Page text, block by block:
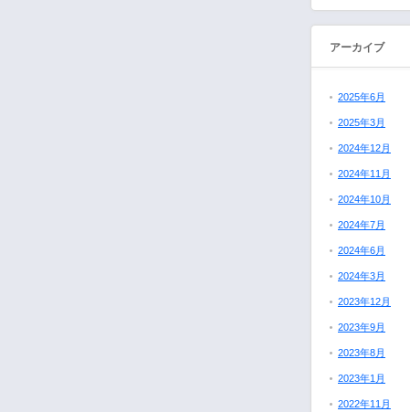
アーカイブ
2025年6月
2025年3月
2024年12月
2024年11月
2024年10月
2024年7月
2024年6月
2024年3月
2023年12月
2023年9月
2023年8月
2023年1月
2022年11月